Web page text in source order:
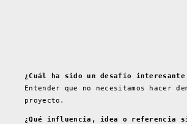
¿Cuál ha sido un desafío
Entender que no necesitamos hacer
proyecto.
¿Qué influencia, idea o referencia